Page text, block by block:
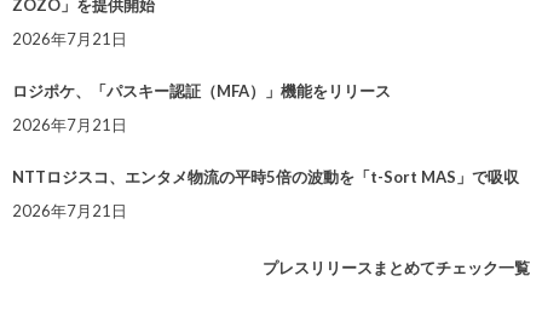
ZOZO」を提供開始
2026年7月21日
ロジポケ、「パスキー認証（MFA）」機能をリリース
2026年7月21日
NTTロジスコ、エンタメ物流の平時5倍の波動を「t-Sort MAS」で吸収
2026年7月21日
プレスリリースまとめてチェック一覧